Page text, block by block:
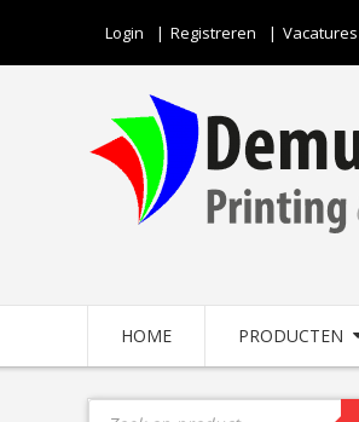
Login Registreren Vacatures
HOME PRODUCTEN